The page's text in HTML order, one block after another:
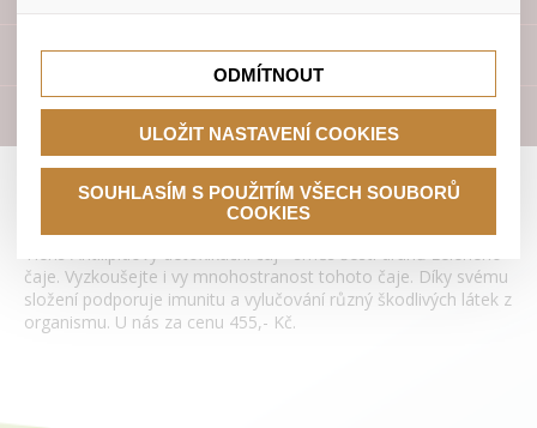
Přístroje
Antilipidový detoxikační čaj Tianshi
Tiens Antilipidový detoxikační čaj - směs šesti druhů zeleného
čaje. Vyzkoušejte i vy mnohostranost tohoto čaje. Díky svému
složení podporuje imunitu a vylučování různý škodlivých látek z
organismu. U nás za cenu 455,- Kč.
se nevhodným doporučením produktů či jiným
nedůležitým nabídkám.
marketingové kampaně.
ODMÍTNOUT
ULOŽIT NASTAVENÍ COOKIES
SOUHLASÍM S POUŽITÍM VŠECH SOUBORŮ
COOKIES